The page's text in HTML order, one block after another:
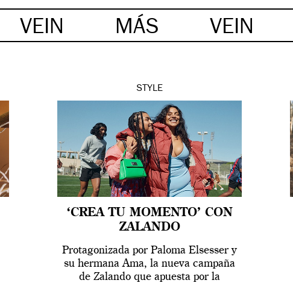
VEIN MÁS VEIN
STYLE
‘CREA TU MOMENTO’ CON
ZALANDO
Protagonizada por Paloma Elsesser y
su hermana Ama, la nueva campaña
de Zalando que apuesta por la